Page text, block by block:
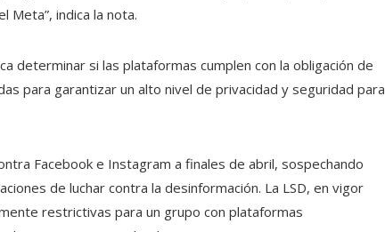
Meta”, indica la nota.
determinar si las plataformas cumplen con la obligación de
para garantizar un alto nivel de privacidad y seguridad para
Facebook e Instagram a finales de abril, sospechando
de luchar contra la desinformación. La LSD, en vigor
restrictivas para un grupo con plataformas